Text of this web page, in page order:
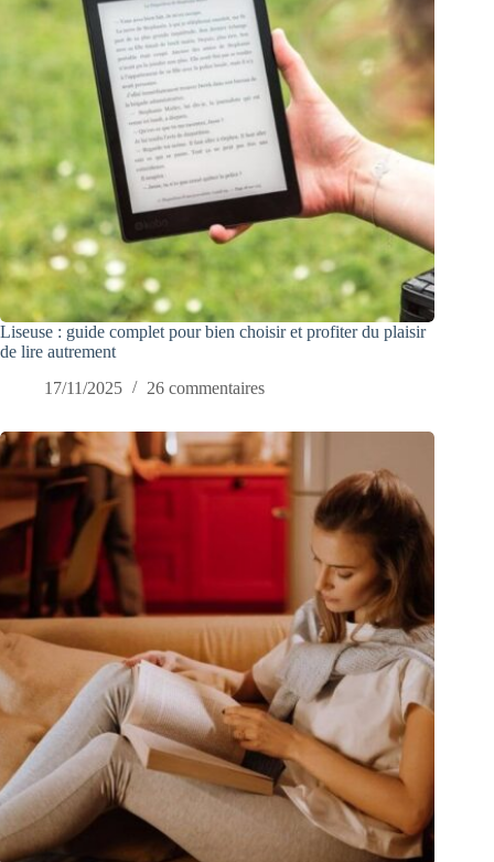
Liseuse : guide complet pour bien choisir et profiter du plaisir
de lire autrement
17/11/2025
26 commentaires